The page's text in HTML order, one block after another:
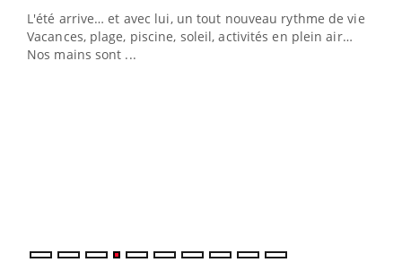
L'été arrive… et avec lui, un tout nouveau rythme de vie !
Vacances, plage, piscine, soleil, activités en plein air…
Nos mains sont ...